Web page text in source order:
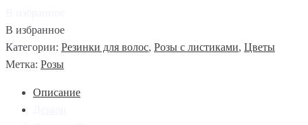
В избранное
Категории: Резинки для волос, Розы с листиками, Цветы
Метка: Розы
Описание